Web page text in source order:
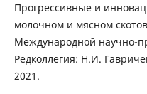
Прогрессивные и
молочном и мясном
Международной научно-
Редколлегия: Н.И.
2021.